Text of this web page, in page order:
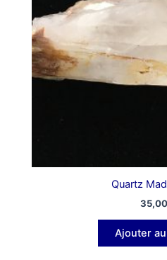
Quartz
35,00
Ajouter